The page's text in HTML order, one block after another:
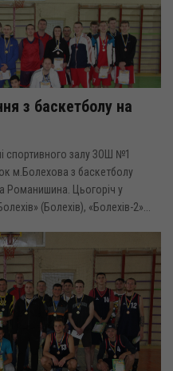
з баскетболу на
спортивного залу ЗОШ №1
м.Болехова з баскетболу
Романишина. Цьогоріч у
(Болехів), «Болехів-2»...